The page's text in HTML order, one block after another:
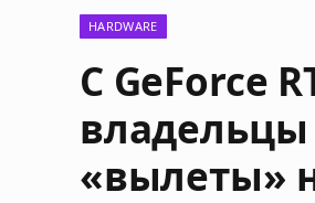
HARDWARE
С GeForce
«вылеты»